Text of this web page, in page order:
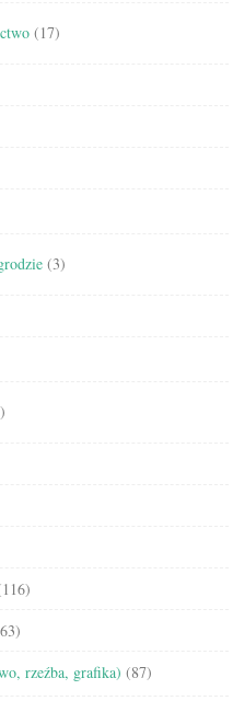
(17)
(3)
rzeźba, grafika) (87)